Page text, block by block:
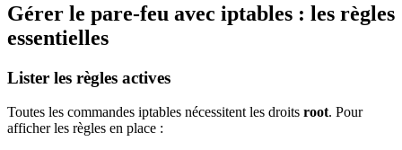
Gérer le pare-feu avec iptables : les règles
essentielles
Lister les règles actives
Toutes les commandes iptables nécessitent les droits root. Pour
afficher les règles en place :